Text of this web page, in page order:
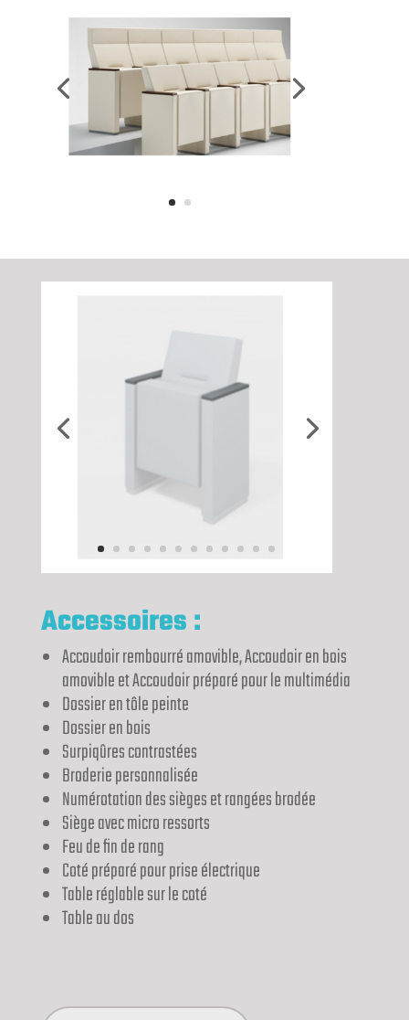
Accessoires :
Accoudoir rembourré amovible, Accoudoir en bois
amovible et Accoudoir préparé pour le multimédia
Dossier en tôle peinte
Dossier en bois
Surpiqûres contrastées
Broderie personnalisée
Numérotation des sièges et rangées brodée
Siège avec micro ressorts
Feu de fin de rang
Coté préparé pour prise électrique
Table réglable sur le coté
Table au dos